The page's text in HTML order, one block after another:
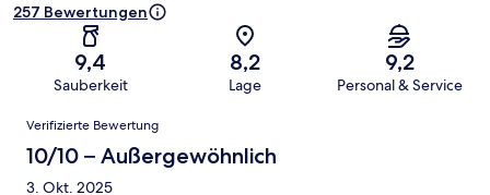
257 Bewertungen
9,4
Sauberkeit
8,2
Lage
9,2
Personal & Service
Bewertungen
Verifizierte Bewertung
10/10 – Außergewöhnlich
3. Okt. 2025